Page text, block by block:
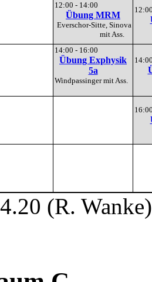
12:00 - 14:00
Übung MRM
Everschor-Sitte, Sinova
mit Ass.
14:00 - 16:00
Übung Exphysik
5a
Windpassinger mit Ass.
(R. Wanke)